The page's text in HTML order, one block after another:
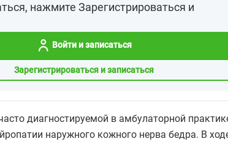
нажмите Зарегистрироваться и
Войти и записаться
Зарегистрироваться и записаться
диагностируемой в амбулаторной
наружного кожного нерва бедра. В